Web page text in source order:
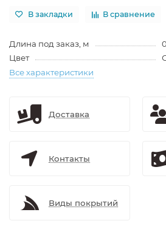
В закладки В сравнение
Длина под заказ, м
Цвет
Все характеристики
Доставка
Контакты
Виды покрытий